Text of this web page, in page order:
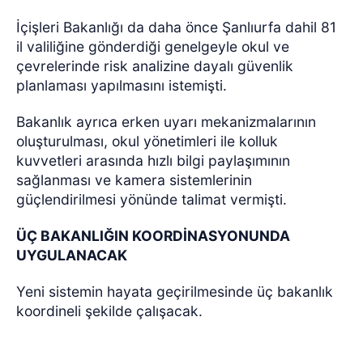
İçişleri Bakanlığı da daha önce Şanlıurfa dahil 81
il valiliğine gönderdiği genelgeyle okul ve
çevrelerinde risk analizine dayalı güvenlik
planlaması yapılmasını istemişti.
Bakanlık ayrıca erken uyarı mekanizmalarının
oluşturulması, okul yönetimleri ile kolluk
kuvvetleri arasında hızlı bilgi paylaşımının
sağlanması ve kamera sistemlerinin
güçlendirilmesi yönünde talimat vermişti.
ÜÇ BAKANLIĞIN KOORDİNASYONUNDA
UYGULANACAK
Yeni sistemin hayata geçirilmesinde üç bakanlık
koordineli şekilde çalışacak.